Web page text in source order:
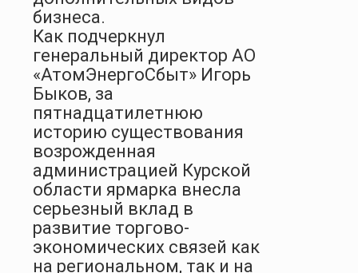
бизнеса.
Как подчеркнул
генеральный директор АО
«АтомЭнергоСбыт» Игорь
Быков, за
пятнадцатилетнюю
историю существования
возрожденная
администрацией Курской
области ярмарка внесла
серьезный вклад в
развитие торгово-
экономических связей как
на региональном, так и на